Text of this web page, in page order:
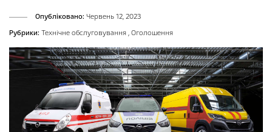
Опубліковано: Червень 12, 2023
Рубрики: Технічне обслуговування , Оголошення